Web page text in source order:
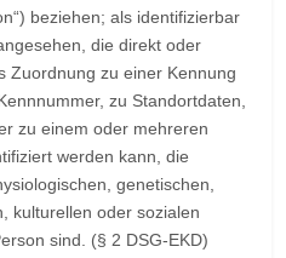
beziehen; als identifizierbar
die direkt oder
Zuordnung zu einer Kennung
zu Standortdaten,
zu einem oder mehreren
werden kann, die
genetischen,
kulturellen oder sozialen
sind. (§ 2 DSG-EKD)